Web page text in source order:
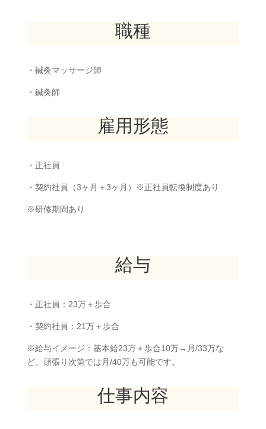
職種
・鍼灸マッサージ師
・鍼灸師
雇用形態
・正社員
・契約社員（3ヶ月＋3ヶ月）※正社員転換制度あり
※研修期間あり
給与
・正社員：23万＋歩合
・契約社員：21万＋歩合
※給与イメージ：基本給23万＋歩合10万→月/33万な
ど、頑張り次第では月/40万も可能です。
仕事内容